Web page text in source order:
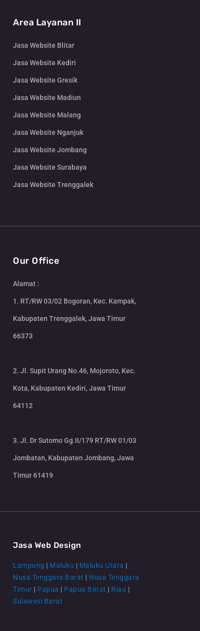
Area Layanan II
Jasa Website Blitar
Jasa Website Kediri
Jasa Website Gresik
Jasa Website Madiun
Jasa Website Malang
Jasa Website Nganjuk
Jasa Website Jombang
Jasa Website Surabaya
Jasa Website Trenggalek
Our Office
Alamat :
1. RT/RW 03/02 Bogoran, Kec. Kampak,
Kabupaten Trenggalek, Jawa Timur
66373
2. Jl. Supit Urang No.46, Mojoroto, Kec.
Kota, Kabupaten Kediri, Jawa Timur
64112
3. Jl. Dr Sutomo Gg.II/179 RT/RW 01/03
Jombatan, Kabupaten Jombang, Jawa
Timur 61419
Jasa Web Design
Lampung | Maluku | Maluku Utara |
Nusa Tenggara Barat | Nusa Tenggara
Timur | Papua | Papua Barat | Riau |
Sulawesi Barat